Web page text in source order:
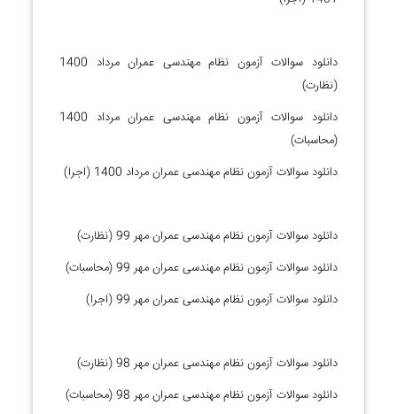
دانلود سوالات آزمون نظام مهندسی عمران مرداد 1400
(نظارت)
دانلود سوالات آزمون نظام مهندسی عمران مرداد 1400
(محاسبات)
دانلود سوالات آزمون نظام مهندسی عمران مرداد 1400 (اجرا)
دانلود سوالات آزمون نظام مهندسی عمران مهر 99 (نظارت)
دانلود سوالات آزمون نظام مهندسی عمران مهر 99 (محاسبات)
دانلود سوالات آزمون نظام مهندسی عمران مهر 99 (اجرا)
دانلود سوالات آزمون نظام مهندسی عمران مهر 98 (نظارت)
دانلود سوالات آزمون نظام مهندسی عمران مهر 98 (محاسبات)